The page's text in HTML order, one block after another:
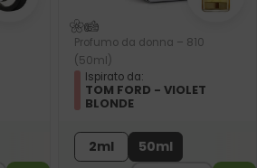
Profumo da donna – 810
(50ml)
Ispirato da:
TOM FORD - VIOLET
BLONDE
2ml 50ml